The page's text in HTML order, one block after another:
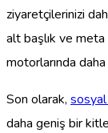
ziyaretçilerinizi
alt başlık ve meta
motorlarında daha
Son olarak,
daha geniş bir